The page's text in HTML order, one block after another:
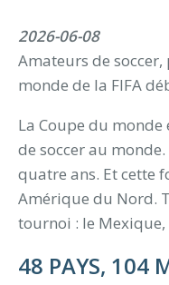
2026-06-08
Amateurs de
monde de la FIFA
La Coupe du
de soccer au
quatre ans. Et cette
Amérique du Nord.
tournoi : le Mexique,
48 PAYS, 104